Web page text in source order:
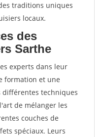
traditions uniques
locaux.
des
Sarthe
experts dans leur
formation et une
différentes techniques
de mélanger les
couches de
spéciaux. Leurs